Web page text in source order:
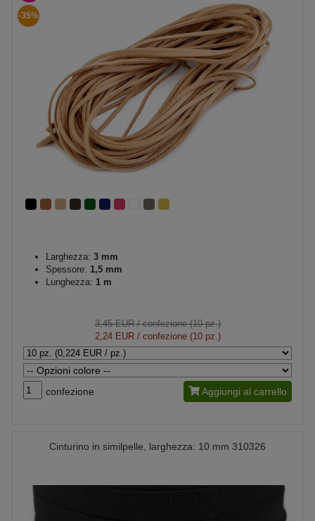
-35%
Larghezza: 3 mm
Spessore: 1,5 mm
Lunghezza: 1 m
3,45 EUR/ confezione (10 pz.)
2,24 EUR/ confezione (10 pz.)
confezione Aggiungi al carrello
Cinturino in similpelle, larghezza: 10 mm 310326